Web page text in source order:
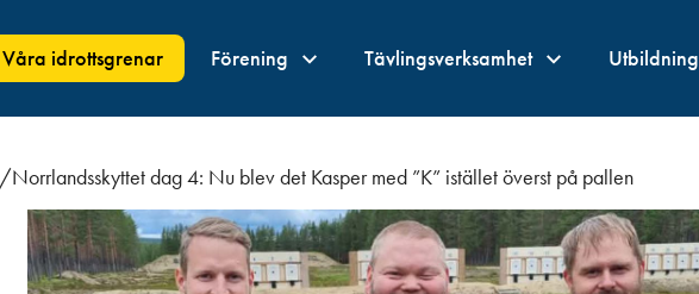
Våra idrottsgrenar Förening Tävlingsverksamhet Utbildning
/Norrlandsskyttet dag 4: Nu blev det Kasper med ”K” istället överst på pallen